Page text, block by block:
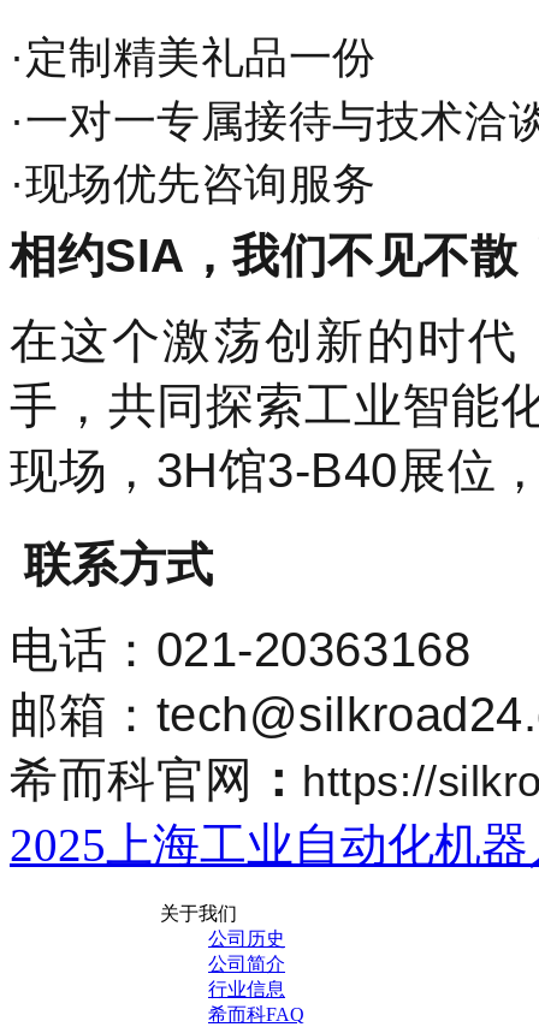
· 定制精美礼品一份
·一对一专属接待与技术洽
·现场优先咨询服务
相约SIA，我们不见不散
在这个激荡创新的时代
手，共同探索工业智能
现场，3H馆3-B40展位
联系方式
电话： 021-20363168
邮箱：
希而科官网 ： https://
2025上海工业自动化机
关于我们
公司历史
公司简介
行业信息
希而科FAQ